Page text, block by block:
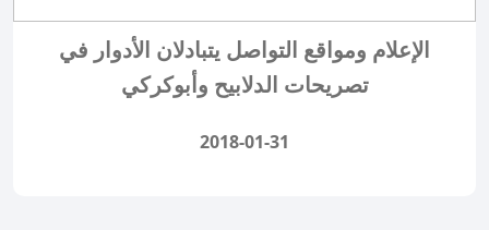
الإعلام ومواقع التواصل يتبادلان الأدوار في
تصريحات الدلابيح وأبوكركي
2018-01-31